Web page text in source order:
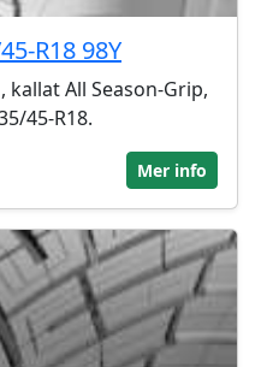
R18 98Y
All Season-Grip,
45-R18.
Mer info